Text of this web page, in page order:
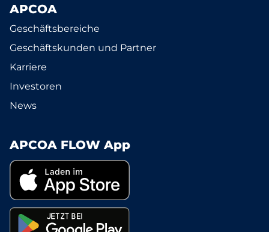
APCOA
Geschäftsbereiche
Geschäftskunden und Partner
Karriere
Investoren
News
APCOA FLOW App